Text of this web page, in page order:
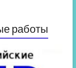
работы